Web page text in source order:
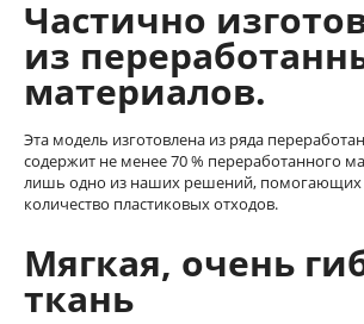
Частично
из
материалов.
Эта модель изготовлена из ряда
содержит не менее 70 % переработанного
лишь одно из наших решений, помогающих
количество пластиковых отходов.
Мягкая, очень
ткань